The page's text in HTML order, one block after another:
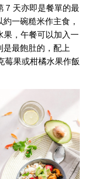
7 天亦即是餐單的最
一碗糙米作主食，
果，午餐可以加入一
最飽肚的，配上
莓果或柑橘水果作飯